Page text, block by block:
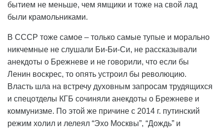
бытием не меньше, чем ямщики и тоже на свой лад
были крамольниками.
В СССР тоже самое – только самые тупые и морально
никчемные не слушали Би-Би-Си, не рассказывали
анекдоты о Брежневе и не говорили, что если бы
Ленин воскрес, то опять устроил бы революцию.
Власть шла на встречу духовным запросам трудящихся
и спецотделы КГБ сочиняли анекдоты о Брежневе и
коммунизме. По этой же причине с 2014 г. путинский
режим холил и лелеял “Эхо Москвы”, “Дождь” и